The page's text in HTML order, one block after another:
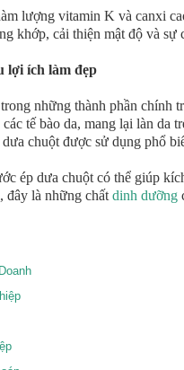
lượng vitamin K và canxi
khớp, cải thiện mật độ và sự
lợi ích làm đẹp
những thành phần chính
tế bào da, mang lại làn da
chuột được sử dụng phổ
ép dưa chuột có thể giúp
đây là những chất dinh dưỡng